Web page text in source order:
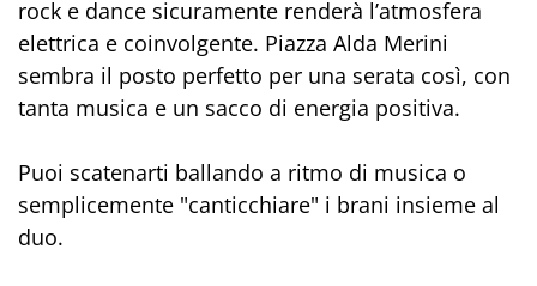
rock e dance sicuramente renderà l’atmosfera
elettrica e coinvolgente. Piazza Alda Merini
sembra il posto perfetto per una serata così, con
tanta musica e un sacco di energia positiva.
Puoi scatenarti ballando a ritmo di musica o
semplicemente "canticchiare" i brani insieme al
duo.